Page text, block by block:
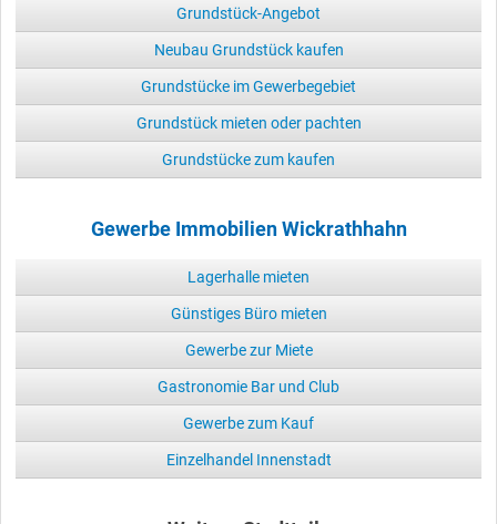
Grundstück-Angebot
Neubau Grundstück kaufen
Grundstücke im Gewerbegebiet
Grundstück mieten oder pachten
Grundstücke zum kaufen
Gewerbe Immobilien Wickrathhahn
Lagerhalle mieten
Günstiges Büro mieten
Gewerbe zur Miete
Gastronomie Bar und Club
Gewerbe zum Kauf
Einzelhandel Innenstadt